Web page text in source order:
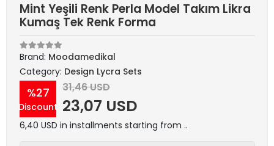
Mint Yeşili Renk Perla Model Takım Likra
Kumaş Tek Renk Forma
Brand: Moodamedikal
Category: Design Lycra Sets
%27
Discount
31,46 USD
23,07 USD
6,40 USD in installments starting from ..